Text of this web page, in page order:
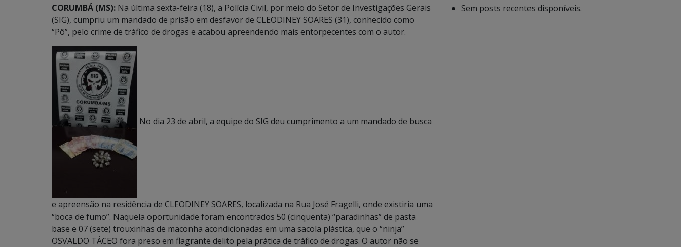
CORUMBÁ (MS): Na última sexta-feira (18), a Polícia Civil, por meio do Setor de Investigações Gerais
(SIG), cumpriu um mandado de prisão em desfavor de CLEODINEY SOARES (31), conhecido como
“Pô”, pelo crime de tráfico de drogas e acabou apreendendo mais entorpecentes com o autor.
No dia 23 de abril, a equipe do SIG deu cumprimento a um mandado de busca
e apreensão na residência de CLEODINEY SOARES, localizada na Rua José Fragelli, onde existiria uma
“boca de fumo”. Naquela oportunidade foram encontrados 50 (cinquenta) “paradinhas” de pasta
base e 07 (sete) trouxinhas de maconha acondicionadas em uma sacola plástica, que o “ninja”
OSVALDO TÁCEO fora preso em flagrante delito pela prática de tráfico de drogas. O autor não se
Sem posts recentes disponíveis.